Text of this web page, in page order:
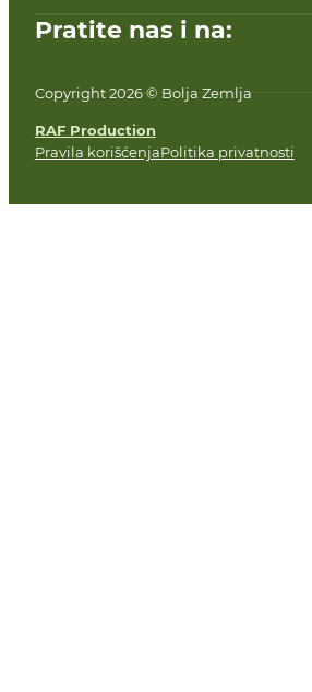
Pratite nas i na:
Copyright 2026 © Bolja Zemlja
RAF Production
Pravila korišćenjaPolitika privatnosti